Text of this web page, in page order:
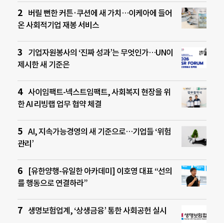
버릴 뻔한 커튼·쿠션에 새 가치…이케아에 들어
온 사회적기업 재봉 서비스
기업자원봉사의 ‘진짜 성과’는 무엇인가…UN이
제시한 새 기준은
사이임팩트-넥스트임팩트, 사회복지 현장을 위
한 AI 리빙랩 업무 협약 체결
AI, 지속가능경영의 새 기준으로…기업들 ‘위험
관리’
[유한양행-유일한 아카데미] 이호영 대표 “선의
를 행동으로 연결하라”
생명보험업계, ‘상생금융’ 통한 사회공헌 실시